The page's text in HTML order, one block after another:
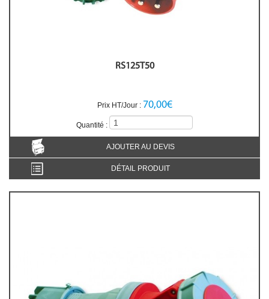
RS125T50
Prix HT/Jour : 70,00€
Quantité :
AJOUTER AU DEVIS
DÉTAIL PRODUIT